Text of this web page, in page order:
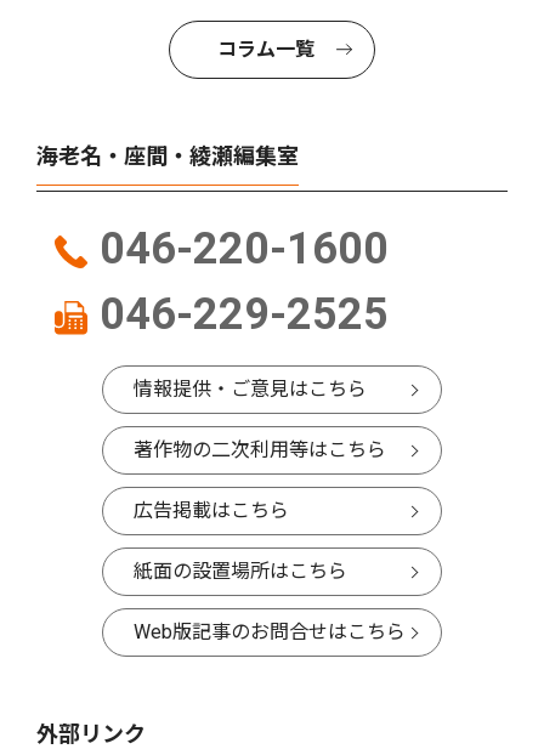
コラム一覧
海老名・座間・綾瀬編集室
046-220-1600
046-229-2525
情報提供・ご意見はこちら
著作物の二次利用等はこちら
広告掲載はこちら
紙面の設置場所はこちら
Web版記事のお問合せはこちら
外部リンク